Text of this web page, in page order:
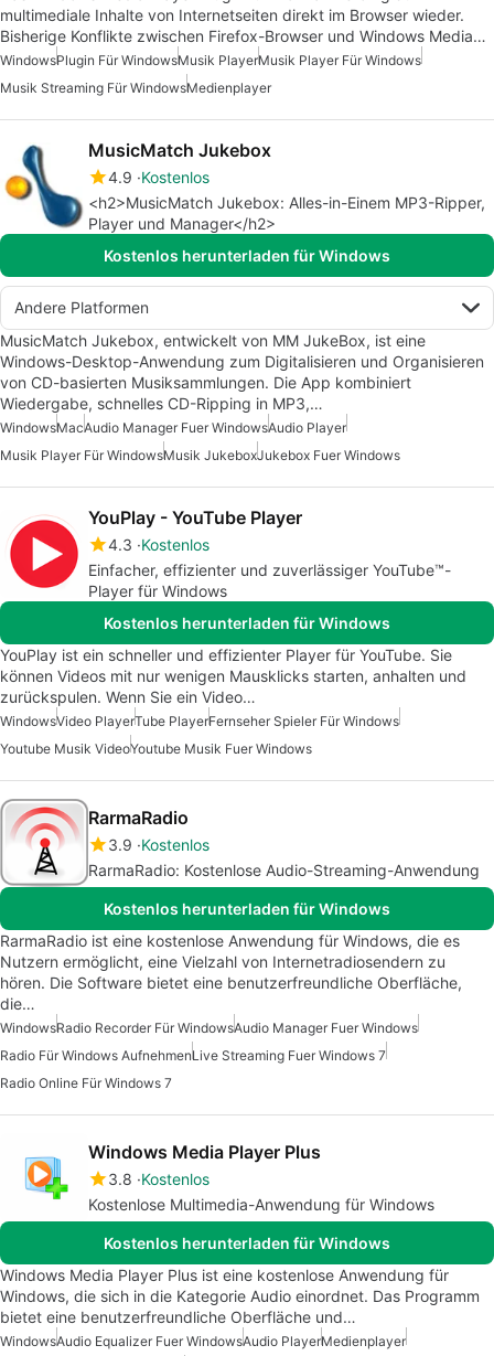
multimediale Inhalte von Internetseiten direkt im Browser wieder.
Bisherige Konflikte zwischen Firefox-Browser und Windows Media…
WindowsPlugin Für WindowsMusik PlayerMusik Player Für Windows
Musik Streaming Für WindowsMedienplayer
MusicMatch Jukebox
4.9 Kostenlos
<h2>MusicMatch Jukebox: Alles-in-Einem MP3-Ripper,
Player und Manager</h2>
Kostenlos herunterladen für Windows
Andere Platformen
MusicMatch Jukebox, entwickelt von MM JukeBox, ist eine
Windows-Desktop-Anwendung zum Digitalisieren und Organisieren
von CD-basierten Musiksammlungen. Die App kombiniert
Wiedergabe, schnelles CD-Ripping in MP3,…
WindowsMacAudio Manager Fuer WindowsAudio Player
Musik Player Für WindowsMusik JukeboxJukebox Fuer Windows
YouPlay - YouTube Player
4.3 Kostenlos
Einfacher, effizienter und zuverlässiger YouTube™-
Player für Windows
Kostenlos herunterladen für Windows
YouPlay ist ein schneller und effizienter Player für YouTube. Sie
können Videos mit nur wenigen Mausklicks starten, anhalten und
zurückspulen. Wenn Sie ein Video…
WindowsVideo PlayerTube PlayerFernseher Spieler Für Windows
Youtube Musik VideoYoutube Musik Fuer Windows
RarmaRadio
3.9 Kostenlos
RarmaRadio: Kostenlose Audio-Streaming-Anwendung
Kostenlos herunterladen für Windows
RarmaRadio ist eine kostenlose Anwendung für Windows, die es
Nutzern ermöglicht, eine Vielzahl von Internetradiosendern zu
hören. Die Software bietet eine benutzerfreundliche Oberfläche,
die…
WindowsRadio Recorder Für WindowsAudio Manager Fuer Windows
Radio Für Windows AufnehmenLive Streaming Fuer Windows 7
Radio Online Für Windows 7
Windows Media Player Plus
3.8 Kostenlos
Kostenlose Multimedia-Anwendung für Windows
Kostenlos herunterladen für Windows
Windows Media Player Plus ist eine kostenlose Anwendung für
Windows, die sich in die Kategorie Audio einordnet. Das Programm
bietet eine benutzerfreundliche Oberfläche und…
WindowsAudio Equalizer Fuer WindowsAudio PlayerMedienplayer